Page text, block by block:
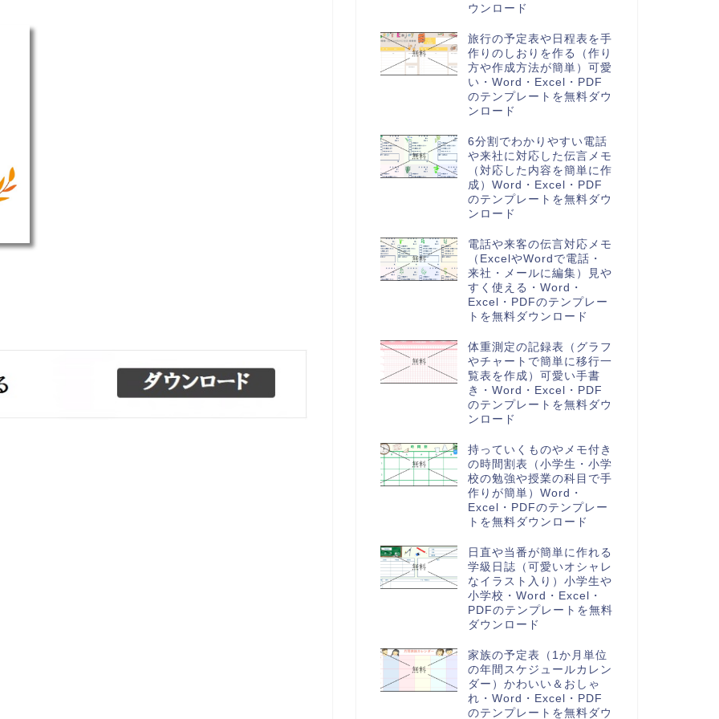
ウンロード
旅行の予定表や日程表を手
作りのしおりを作る（作り
方や作成方法が簡単）可愛
い・Word・Excel・PDF
のテンプレートを無料ダウ
ンロード
6分割でわかりやすい電話
や来社に対応した伝言メモ
（対応した内容を簡単に作
成）Word・Excel・PDF
のテンプレートを無料ダウ
ンロード
電話や来客の伝言対応メモ
（ExcelやWordで電話・
来社・メールに編集）見や
すく使える・Word・
Excel・PDFのテンプレー
トを無料ダウンロード
体重測定の記録表（グラフ
やチャートで簡単に移行一
覧表を作成）可愛い手書
き・Word・Excel・PDF
のテンプレートを無料ダウ
ンロード
持っていくものやメモ付き
の時間割表（小学生・小学
校の勉強や授業の科目で手
作りが簡単）Word・
Excel・PDFのテンプレー
トを無料ダウンロード
日直や当番が簡単に作れる
学級日誌（可愛いオシャレ
なイラスト入り）小学生や
小学校・Word・Excel・
PDFのテンプレートを無料
ダウンロード
家族の予定表（1か月単位
の年間スケジュールカレン
ダー）かわいい＆おしゃ
れ・Word・Excel・PDF
のテンプレートを無料ダウ